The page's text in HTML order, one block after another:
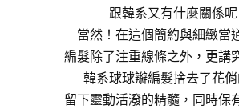
跟韓系又有什麼關係呢
當然！在這個簡約與細緻當
編髮除了注重線條之外，更講
韓系球球辮編髮捨去了花
留下靈動活潑的精髓，同時保